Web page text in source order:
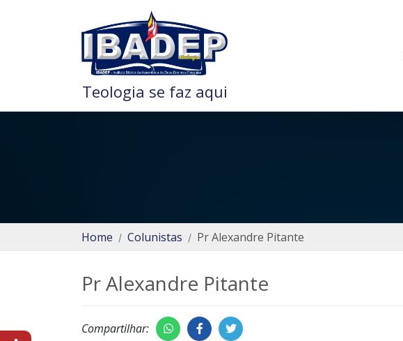
Teologia se faz aqui
Home Colunistas Pr Alexandre Pitante
Pr Alexandre Pitante
Compartilhar: